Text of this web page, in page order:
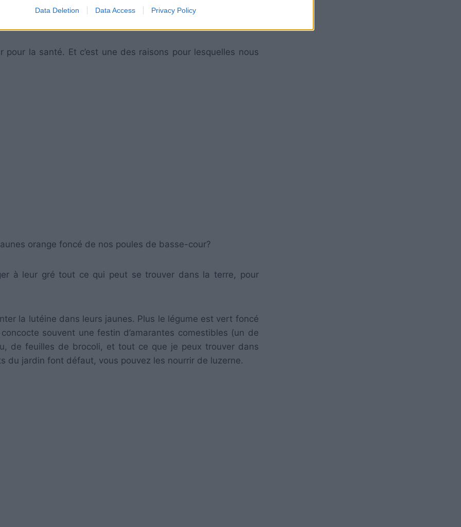
Data Deletion Data Access Privacy Policy
de l’Université d’État de Pennsylvanie, les œufs de
D et E, plus de bêta-carotène, et plus d’oméga-3.
la santé. Et c’est une des raisons pour lesquelles nous
orange foncé de nos poules de basse-cour?
à leur gré tout ce qui peut se trouver dans la terre, pour
la lutéine dans leurs jaunes. Plus le légume est vert foncé
souvent une festin d’amarantes comestibles (un de
de feuilles de brocoli, et tout ce que je peux trouver dans
du jardin font défaut, vous pouvez les nourrir de luzerne.